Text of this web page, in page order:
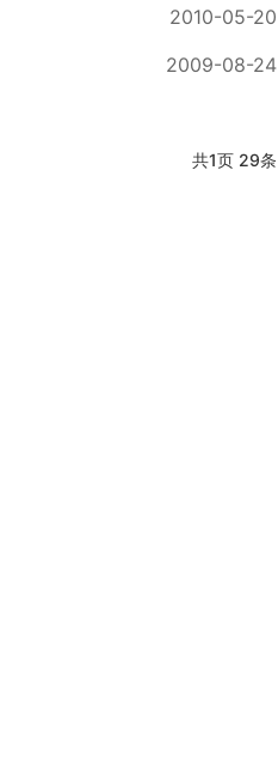
2010-05-20
2009-08-24
共1页 29条